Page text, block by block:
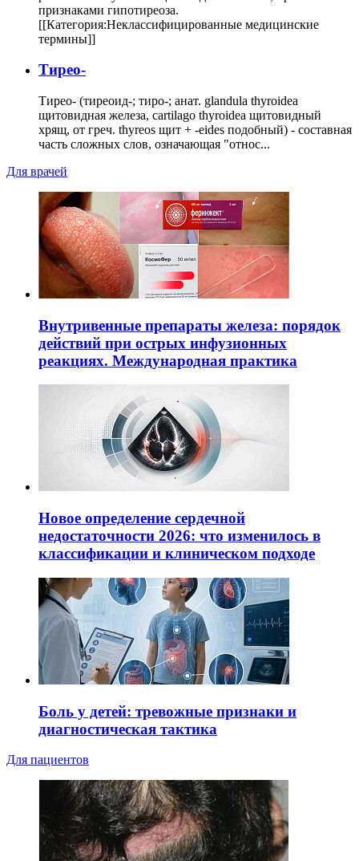
признаками гипотиреоза.
[[Категория:Неклассифицированные медицинские
термины]]
Тирео-
Тирео- (тиреоид-; тиро-; анат. glandula thyroidea
щитовидная железа, cartilago thyroidea щитовидный
хрящ, от греч. thyreos щит + -eides подобный) - составная
часть сложных слов, означающая "относ...
Для врачей
Внутривенные препараты железа: порядок
действий при острых инфузионных
реакциях. Международная практика
Новое определение сердечной
недостаточности 2026: что изменилось в
классификации и клиническом подходе
Боль у детей: тревожные признаки и
диагностическая тактика
Для пациентов